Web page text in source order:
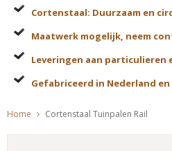
Cortenstaal: Duurzaam en
Maatwerk mogelijk, neem
Leveringen aan particulieren
Gefabriceerd in Nederland en
Home Cortenstaal Tuinpalen Rail